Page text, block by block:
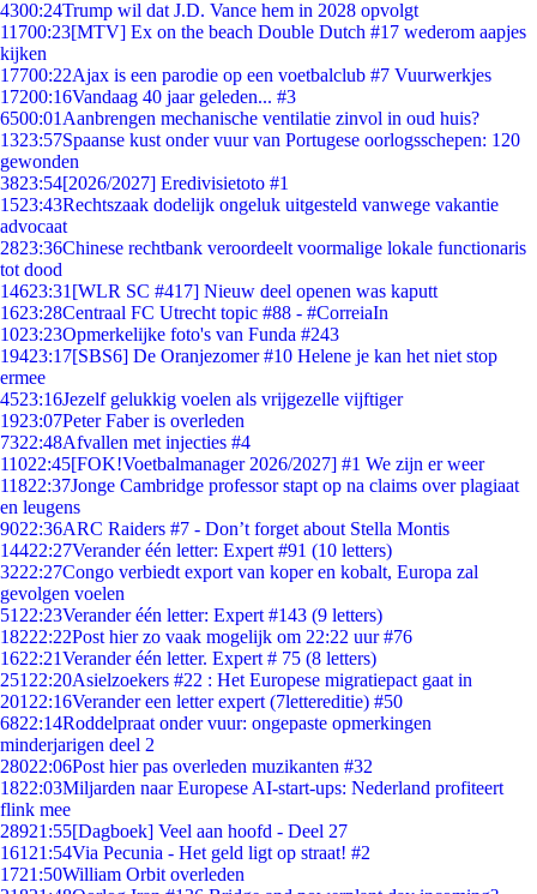
4300:24Trump wil dat J.D. Vance hem in 2028 opvolgt
11700:23[MTV] Ex on the beach Double Dutch #17 wederom aapjes
kijken
17700:22Ajax is een parodie op een voetbalclub #7 Vuurwerkjes
17200:16Vandaag 40 jaar geleden... #3
6500:01 Aanbrengen mechanische ventilatie zinvol in oud huis?
1323:57Spaanse kust onder vuur van Portugese oorlogsschepen: 120
gewonden
3823:54[2026/2027] Eredivisietoto #1
1523:43Rechtszaak dodelijk ongeluk uitgesteld vanwege vakantie
advocaat
2823:36Chinese rechtbank veroordeelt voormalige lokale functionaris
tot dood
14623:31 [WLR SC #417] Nieuw deel openen was kaputt
1623:28Centraal FC Utrecht topic #88 - #CorreiaIn
1023:23Opmerkelijke foto's van Funda #243
19423:17[SBS6] De Oranjezomer #10 Helene je kan het niet stop
ermee
4523:16Jezelf gelukkig voelen als vrijgezelle vijftiger
1923:07Peter Faber is overleden
7322:48Afvallen met injecties #4
11022:45[FOK!Voetbalmanager 2026/2027] #1 We zijn er weer
11822:37Jonge Cambridge professor stapt op na claims over plagiaat
en leugens
9022:36ARC Raiders #7 - Don’t forget about Stella Montis
14422:27Verander één letter: Expert #91 (10 letters)
3222:27Congo verbiedt export van koper en kobalt, Europa zal
gevolgen voelen
51 22:23Verander één letter: Expert #143 (9 letters)
18222:22Post hier zo vaak mogelijk om 22:22 uur #76
1622:21Verander één letter. Expert # 75 (8 letters)
251 22:20Asielzoekers #22 : Het Europese migratiepact gaat in
201 22:16Verander een letter expert (7lettereditie) #50
6822:14Roddelpraat onder vuur: ongepaste opmerkingen
minderjarigen deel 2
28022:06Post hier pas overleden muzikanten #32
1822:03Miljarden naar Europese AI-start-ups: Nederland profiteert
flink mee
28921:55[Dagboek] Veel aan hoofd - Deel 27
161 21:54Via Pecunia - Het geld ligt op straat! #2
1721:50William Orbit overleden